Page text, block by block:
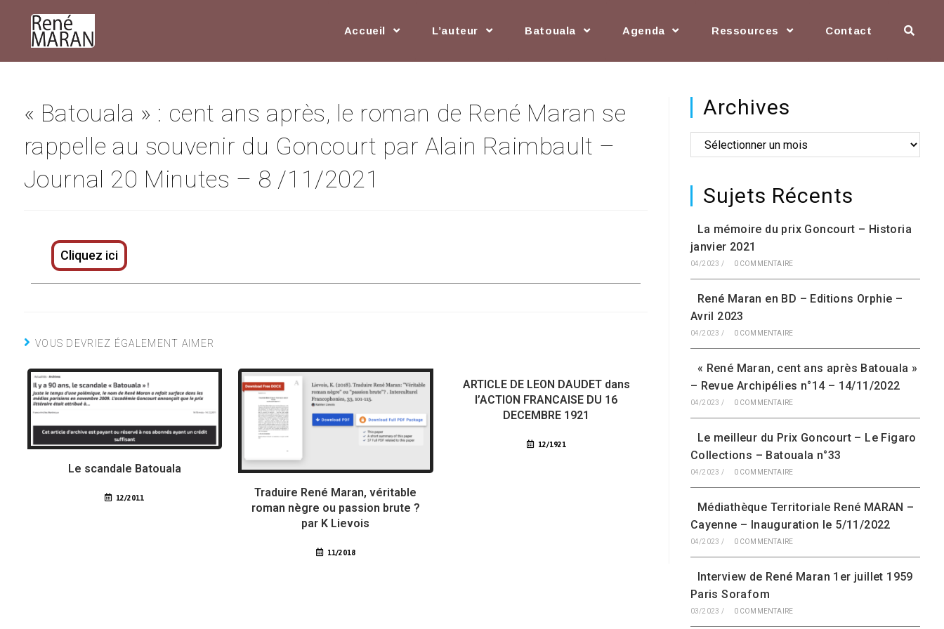
Accueil L’auteur Batouala Agenda Ressources Contact
« Batouala » : cent ans après, le roman de René Maran se
rappelle au souvenir du Goncourt par Alain Raimbault –
Journal 20 Minutes – 8 /11/2021
Cliquez ici
VOUS DEVRIEZ ÉGALEMENT AIMER
Le scandale Batouala
12/2011
Traduire René Maran, véritable
roman nègre ou passion brute ?
par K Lievois
11/2018
ARTICLE DE LEON DAUDET dans
l’ACTION FRANCAISE DU 16
DECEMBRE 1921
12/1921
Archives
Sujets Récents
La mémoire du prix Goncourt – Historia
janvier 2021
04/2023 / 0 COMMENTAIRE
René Maran en BD – Editions Orphie –
Avril 2023
04/2023 / 0 COMMENTAIRE
« René Maran, cent ans après Batouala »
– Revue Archipélies n°14 – 14/11/2022
04/2023 / 0 COMMENTAIRE
Le meilleur du Prix Goncourt – Le Figaro
Collections – Batouala n°33
04/2023 / 0 COMMENTAIRE
Médiathèque Territoriale René MARAN –
Cayenne – Inauguration le 5/11/2022
04/2023 / 0 COMMENTAIRE
Interview de René Maran 1er juillet 1959
Paris Sorafom
03/2023 / 0 COMMENTAIRE